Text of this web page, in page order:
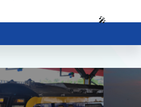
🎤